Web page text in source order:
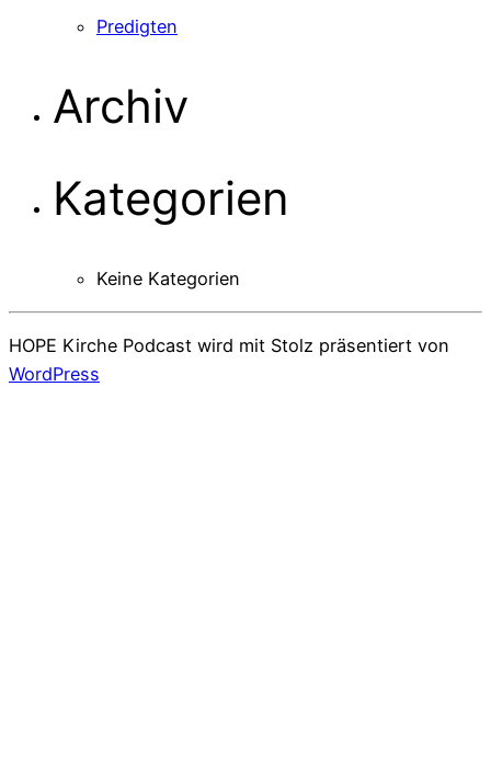
Predigten
Archiv
Kategorien
Keine Kategorien
HOPE Kirche Podcast wird mit Stolz präsentiert von
WordPress